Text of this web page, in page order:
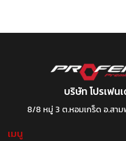
บริษัท โปรเฟน
8/8 หมู่ 3 ต.หอมเกร็ด อ.สาม
เมนู